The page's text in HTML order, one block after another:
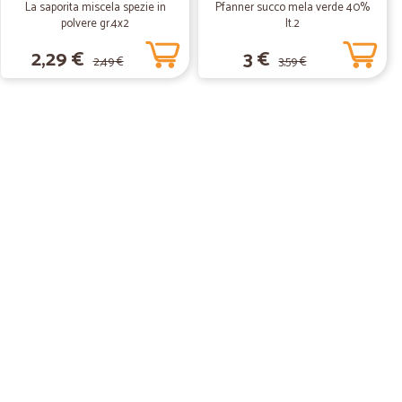
La saporita miscela spezie in
polvere gr.4x2
2,29 € 2,49 €
Pfanner succo mela verde 40%
lt.2
3 € 3,59 €